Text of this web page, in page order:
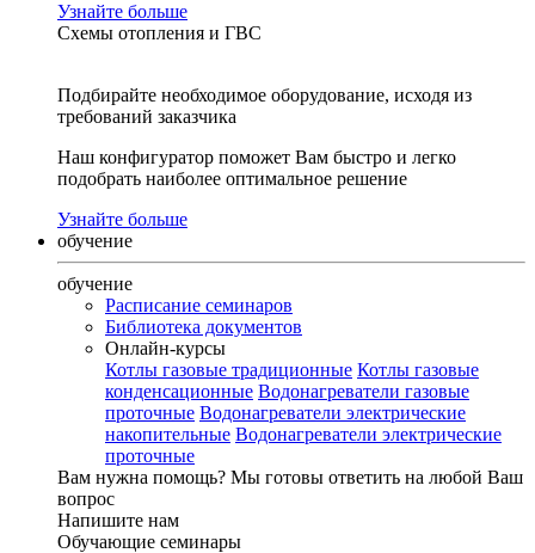
Узнайте больше
Схемы отопления и ГВС
Подбирайте необходимое оборудование, исходя из
требований заказчика
Наш конфигуратор поможет Вам быстро и легко
подобрать наиболее оптимальное решение
Узнайте больше
обучение
обучение
Расписание семинаров
Библиотека документов
Онлайн-курсы
Котлы газовые традиционные Котлы газовые
конденсационные Водонагреватели газовые
проточные Водонагреватели электрические
накопительные Водонагреватели электрические
проточные
Вам нужна помощь? Мы готовы ответить на любой Ваш
вопрос
Напишите нам
Обучающие семинары